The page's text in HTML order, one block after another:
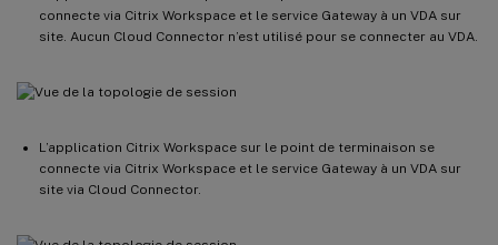
connecte via Citrix Workspace et le service Gateway à un VDA sur
site. Aucun Cloud Connector n’est utilisé pour se connecter au VDA.
L’application Citrix Workspace sur le point de terminaison se
connecte via Citrix Workspace et le service Gateway à un VDA sur
site via Cloud Connector.